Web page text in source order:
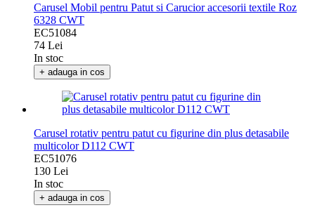
Carusel Mobil pentru Patut si Carucior accesorii textile Roz
6328 CWT
EC51084
74 Lei
In stoc
+ adauga in cos
Carusel rotativ pentru patut cu figurine din plus detasabile
multicolor D112 CWT
EC51076
130 Lei
In stoc
+ adauga in cos